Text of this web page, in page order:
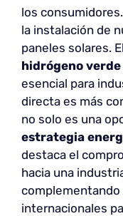
los
la instalación de
paneles solares.
hidrógeno
esencial para
directa es más
no solo es una
estrategia
destaca el
hacia una
complementando
internacionales